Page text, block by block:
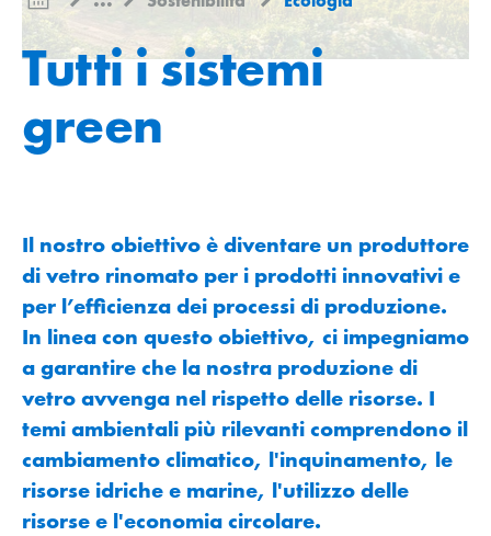
Tutti i sistemi
green
Il nostro obiettivo è diventare un produttore
di vetro rinomato per i prodotti innovativi e
per l’efficienza dei processi di produzione.
In linea con questo obiettivo, ci impegniamo
a garantire che la nostra produzione di
vetro avvenga nel rispetto delle risorse. I
temi ambientali più rilevanti comprendono il
cambiamento climatico, l'inquinamento, le
risorse idriche e marine, l'utilizzo delle
risorse e l'economia circolare.